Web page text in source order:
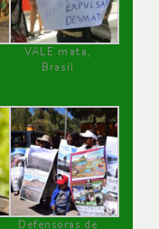
VALE mata,
Brasil
Defensoras de